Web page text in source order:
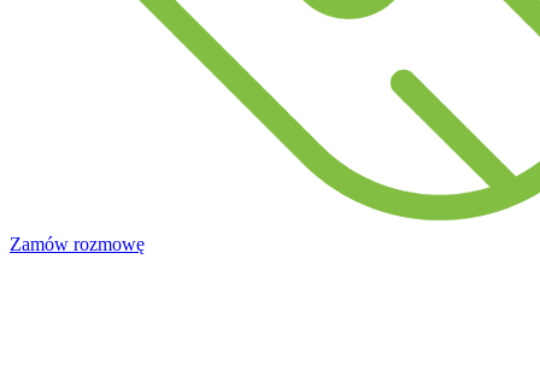
Zamów rozmowę